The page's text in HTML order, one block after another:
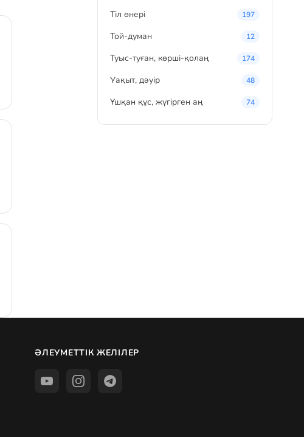
Тіл өнері 197
Той-думан 12
Туыс-туған, көрші-қолаң 174
Уақыт, дәуір 48
Ұшқан құс, жүгірген аң 74
ӘЛЕУМЕТТІК ЖЕЛІЛЕР